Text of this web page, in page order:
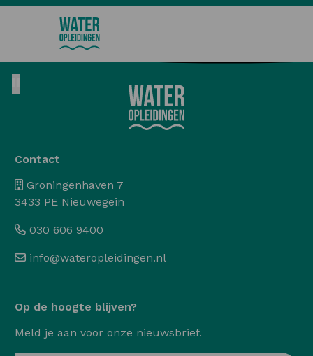
Wateropleidingen
Contact
Groningenhaven 7
3433 PE Nieuwegein
030 606 9400
info@wateropleidingen.nl
Op de hoogte blijven?
Meld je aan voor onze nieuwsbrief.